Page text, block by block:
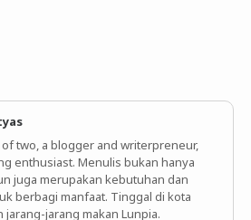
of two, a blogger and writerpreneur,
enthusiast. Menulis bukan hanya
juga merupakan kebutuhan dan
berbagi manfaat. Tinggal di kota
jarang-jarang makan Lunpia.